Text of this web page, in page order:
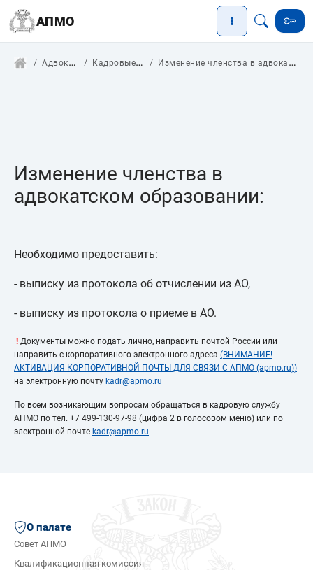
АПМО
Адвокатам Кадровые вопросы Изменение членства в адвокатском образовании
Изменение членства в
адвокатском образовании:
Необходимо предоставить:
- выписку из протокола об отчислении из АО,
- выписку из протокола о приеме в АО.
! Документы можно подать лично, направить почтой России или
направить с корпоративного электронного адреса (ВНИМАНИЕ!
АКТИВАЦИЯ КОРПОРАТИВНОЙ ПОЧТЫ ДЛЯ СВЯЗИ С АПМО (apmo.ru))
на электронную почту kadr@apmo.ru
По всем возникающим вопросам обращаться в кадровую службу
АПМО по тел. +7 499-130-97-98 (цифра 2 в голосовом меню) или по
электронной почте kadr@apmo.ru
О палате
Совет АПМО
Квалификационная комиссия